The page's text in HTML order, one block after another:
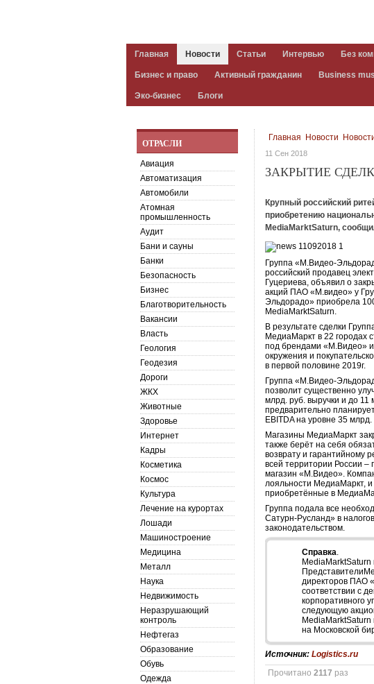
Главная Новости Статьи Интервью Без
Бизнес и право Активный гражданин Business
Эко-бизнес Блоги
Главная Новости
11 Сен 2018
ЗАКРЫТИЕ
Крупный российский
приобретению
MediaMarktSaturn,
Группа «М.Видео-
российский продавец
Гуцериева, объявил о
акций ПАО «М.видео» у
Эльдорадо» приобрела
MediaMarktSaturn.
В результате сделки
МедиаМаркт в 22 городах
под брендами «М.Видео»
окружения и
в первой половине 2019г.
Группа «М.Видео-
позволит существенно
млрд. руб. выручки и до
предварительно
EBITDA на уровне 35 млрд.
Магазины МедиаМаркт
также берёт на себя
возврату и гарантийному
всей территории России
магазин «М.Видео».
лояльности МедиаМаркт,
приобретённые в
Группа подала все
Сатурн-Русланд» в
законодательством.
Справка.
директоров ПАО
соответствии с
корпоративного
следующую
на Московской
Источник:Logistics.ru
Прочитано2117 раз
ОТРАСЛИ
Авиация
Автоматизация
Автомобили
Атомная
промышленность
Аудит
Бани и сауны
Банки
Безопасность
Бизнес
Благотворительность
Вакансии
Власть
Геология
Геодезия
Дороги
ЖКХ
Животные
Здоровье
Интернет
Кадры
Косметика
Космос
Культура
Лечение на курортах
Лошади
Машиностроение
Медицина
Металл
Наука
Недвижимость
Неразрушающий
контроль
Нефтегаз
Образование
Обувь
Одежда